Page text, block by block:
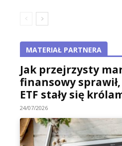
MATERIAŁ PARTNERA
Jak przejrzysty
finansowy
ETF stały się
24/07/2026